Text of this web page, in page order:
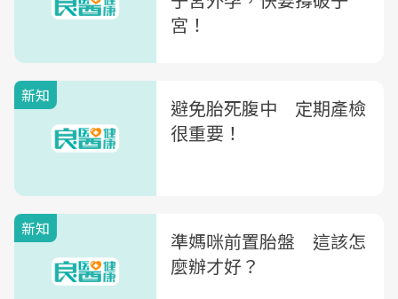
宮！
新知
避免胎死腹中 定期產檢
很重要！
新知
準媽咪前置胎盤 這該怎
麼辦才好？